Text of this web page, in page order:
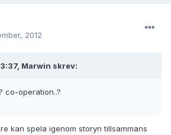
2012
Marwin skrev:
co-operation..?
kan spela igenom storyn tillsammans